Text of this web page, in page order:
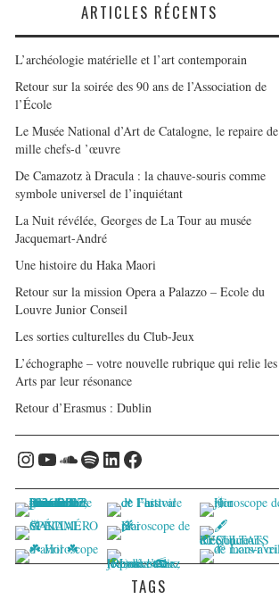
ARTICLES RÉCENTS
L’archéologie matérielle et l’art contemporain
Retour sur la soirée des 90 ans de l’Association de
l’École
Le Musée National d’Art de Catalogne, le repaire de
mille chefs-d ’œuvre
De Camazotz à Dracula : la chauve-souris comme
symbole universel de l’inquiétant
La Nuit révélée, Georges de La Tour au musée
Jacquemart-André
Une histoire du Haka Maori
Retour sur la mission Opera a Palazzo – Ecole du
Louvre Junior Conseil
Les sorties culturelles du Club-Jeux
L’échographe – votre nouvelle rubrique qui relie les
Arts par leur résonance
Retour d’Erasmus : Dublin
Instagram
YouTube
Soundcloud
Spotify
LinkedIn
Facebook
TAGS